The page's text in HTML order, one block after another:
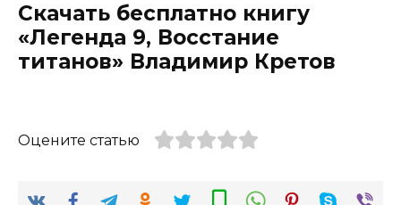
Скачать бесплатно книгу
«Легенда 9, Восстание
титанов» Владимир Кретов
Оцените статью